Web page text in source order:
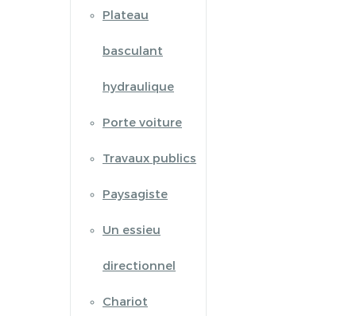
Plateau
basculant
hydraulique
Porte voiture
Travaux publics
Paysagiste
Un essieu
directionnel
Chariot